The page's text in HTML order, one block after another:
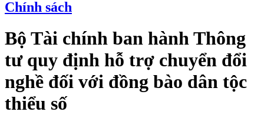
Chính sách
Bộ Tài chính ban hành Thông
tư quy định hỗ trợ chuyển đổi
nghề đối với đồng bào dân tộc
thiểu số